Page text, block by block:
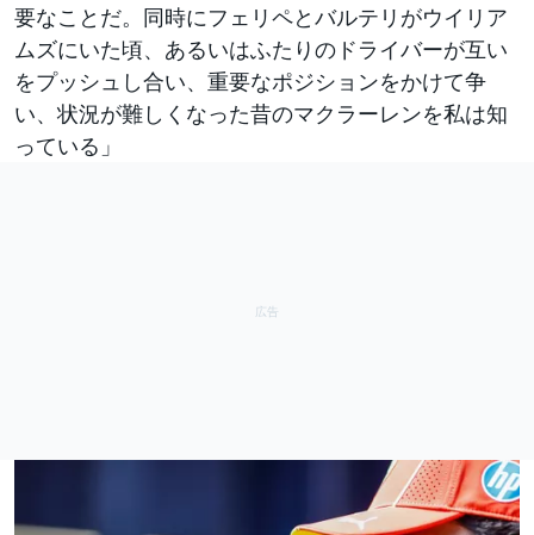
要なことだ。同時にフェリペとバルテリがウイリア
ムズにいた頃、あるいはふたりのドライバーが互い
をプッシュし合い、重要なポジションをかけて争
い、状況が難しくなった昔のマクラーレンを私は知
っている」